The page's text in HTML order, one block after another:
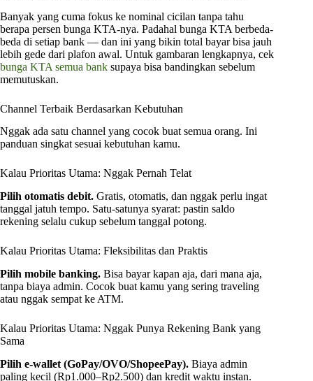
Banyak yang cuma fokus ke nominal cicilan tanpa tahu
berapa persen bunga KTA-nya. Padahal bunga KTA berbeda-
beda di setiap bank — dan ini yang bikin total bayar bisa jauh
lebih gede dari plafon awal. Untuk gambaran lengkapnya, cek
bunga KTA semua bank supaya bisa bandingkan sebelum
memutuskan.
Channel Terbaik Berdasarkan Kebutuhan
Nggak ada satu channel yang cocok buat semua orang. Ini
panduan singkat sesuai kebutuhan kamu.
Kalau Prioritas Utama: Nggak Pernah Telat
Pilih otomatis debit. Gratis, otomatis, dan nggak perlu ingat
tanggal jatuh tempo. Satu-satunya syarat: pastin saldo
rekening selalu cukup sebelum tanggal potong.
Kalau Prioritas Utama: Fleksibilitas dan Praktis
Pilih mobile banking. Bisa bayar kapan aja, dari mana aja,
tanpa biaya admin. Cocok buat kamu yang sering traveling
atau nggak sempat ke ATM.
Kalau Prioritas Utama: Nggak Punya Rekening Bank yang
Sama
Pilih e-wallet (GoPay/OVO/ShopeePay). Biaya admin
paling kecil (Rp1.000–Rp2.500) dan kredit waktu instan.